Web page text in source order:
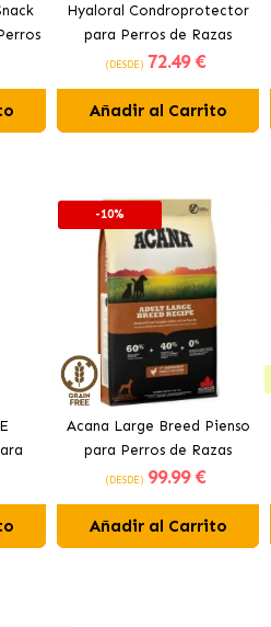
Hyaloral Condroprotector
para Perros de Razas
Grandes Pharmadiet
(DESDE) 72.49 €
Añadir al Carrito
-10%
Acana Large Breed Pienso
para Perros de Razas
Grandes con Pollo
(DESDE) 99.99 €
Añadir al Carrito